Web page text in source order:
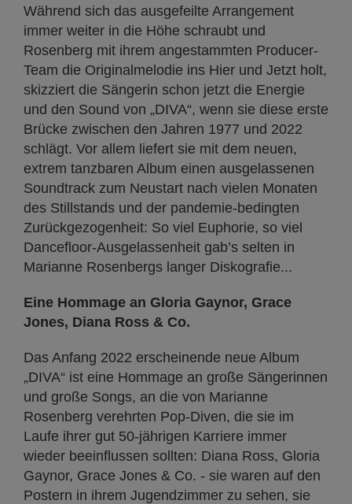
Während sich das ausgefeilte Arrangement
immer weiter in die Höhe schraubt und
Rosenberg mit ihrem angestammten Producer-
Team die Originalmelodie ins Hier und Jetzt holt,
skizziert die Sängerin schon jetzt die Energie
und den Sound von „DIVA“, wenn sie diese erste
Brücke zwischen den Jahren 1977 und 2022
schlägt. Vor allem liefert sie mit dem neuen,
extrem tanzbaren Album einen ausgelassenen
Soundtrack zum Neustart nach vielen Monaten
des Stillstands und der pandemie-bedingten
Zurückgezogenheit: So viel Euphorie, so viel
Dancefloor-Ausgelassenheit gab’s selten in
Marianne Rosenbergs langer Diskografie...
Eine Hommage an Gloria Gaynor, Grace
Jones, Diana Ross & Co.
Das Anfang 2022 erscheinende neue Album
„DIVA“ ist eine Hommage an große Sängerinnen
und große Songs, an die von Marianne
Rosenberg verehrten Pop-Diven, die sie im
Laufe ihrer gut 50-jährigen Karriere immer
wieder beeinflussen sollten: Diana Ross, Gloria
Gaynor, Grace Jones & Co. - sie waren auf den
Postern in ihrem Jugendzimmer zu sehen, sie